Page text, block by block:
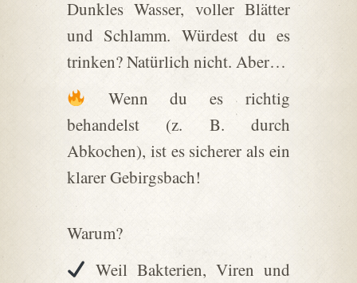
Dunkles Wasser, voller Blätter
und Schlamm. Würdest du es
trinken? Natürlich nicht. Aber…
Wenn du es richtig
behandelst (z. B. durch
Abkochen), ist es sicherer als ein
klarer Gebirgsbach!
Warum?
Weil Bakterien, Viren und